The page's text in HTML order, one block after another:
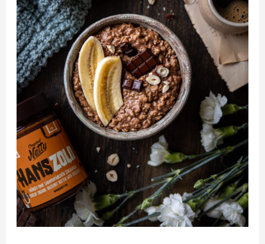
hommikupuder